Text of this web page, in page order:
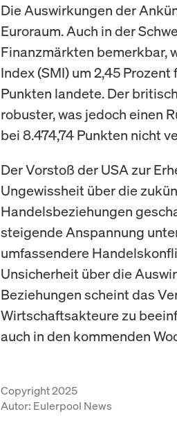
Die Auswirkungen der
Euroraum. Auch in der
Finanzmärkten bemerkbar,
Index (SMI) um 2,45
Punkten landete. Der
robuster, was jedoch einen
bei 8.474,74 Punkten nicht
Der Vorstoß der USA zur
Ungewissheit über die
Handelsbeziehungen
steigende Anspannung
umfassendere
Unsicherheit über die
Beziehungen scheint das
Wirtschaftsakteure zu
auch in den kommenden
Copyright 2025
Autor: Eulerpool News